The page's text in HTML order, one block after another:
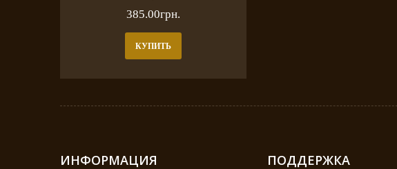
385.00грн.
КУПИТЬ
ИНФОРМАЦИЯ ПОДДЕРЖКА